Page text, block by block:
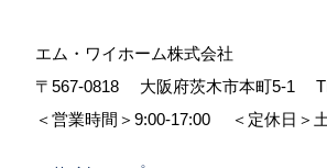
エム・ワイホーム株式会社
〒567-0818
大阪府茨木市本町5-1
＜営業時間＞9:00-17:00
＜定休日＞